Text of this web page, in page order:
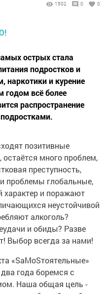
1502 0 0
острых стала
подростков и
наркотики и курение
всё более
распространение
позитивные
много проблем,
преступность,
проблемы глобальные,
характер и поражают
неустойчивой
алкоголь?
и обиды? Разве
Выбор всегда за нами!
«SаМоSтоятельные»
года боремся с
Наша общая цель -